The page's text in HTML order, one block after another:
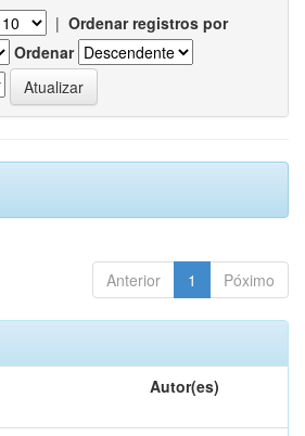
| Ordenar registros por
Ordenar
Anterior 1 Póximo
Autor(es)